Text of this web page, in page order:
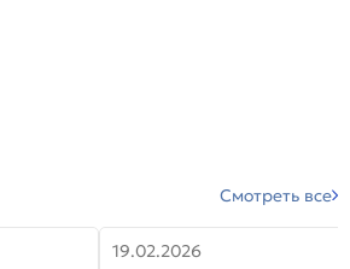
Смотреть все
19.02.2026